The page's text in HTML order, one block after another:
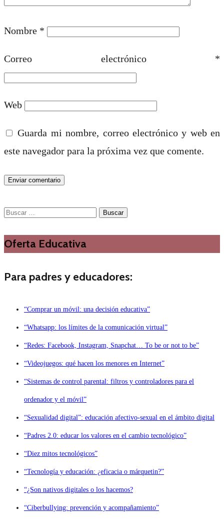
Nombre *
Correo electrónico *
Web
Guarda mi nombre, correo electrónico y web en
este navegador para la próxima vez que comente.
Buscar:
Oferta Educativa
Para padres y educadores:
“Comprar un móvil: una decisión educativa”
“Whatsapp: los límites de la comunicación virtual”
“Redes: Facebook, Instagram, Snapchat… To be or not to be”
“Videojuegos: qué hacen los menores en Internet”
“Sistemas de control parental: filtros y controladores para el
ordenador y el móvil”
“Sexualidad digital”: educación afectivo-sexual en el ámbito digital
“Padres 2.0: educar los valores en el cambio tecnológico”
“Diez mitos tecnológicos”
“Tecnología y educación: ¿eficacia o márquetin?”
“¿Son nativos digitales o los hacemos?
“Ciberbullying: prevención y acompañamiento”